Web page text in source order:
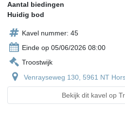
Aantal biedingen
Huidig bod
Kavel nummer: 45
Einde op 05/06/2026 08:00
Troostwijk
Venrayseweg 130, 5961 NT
Bekijk dit kavel op